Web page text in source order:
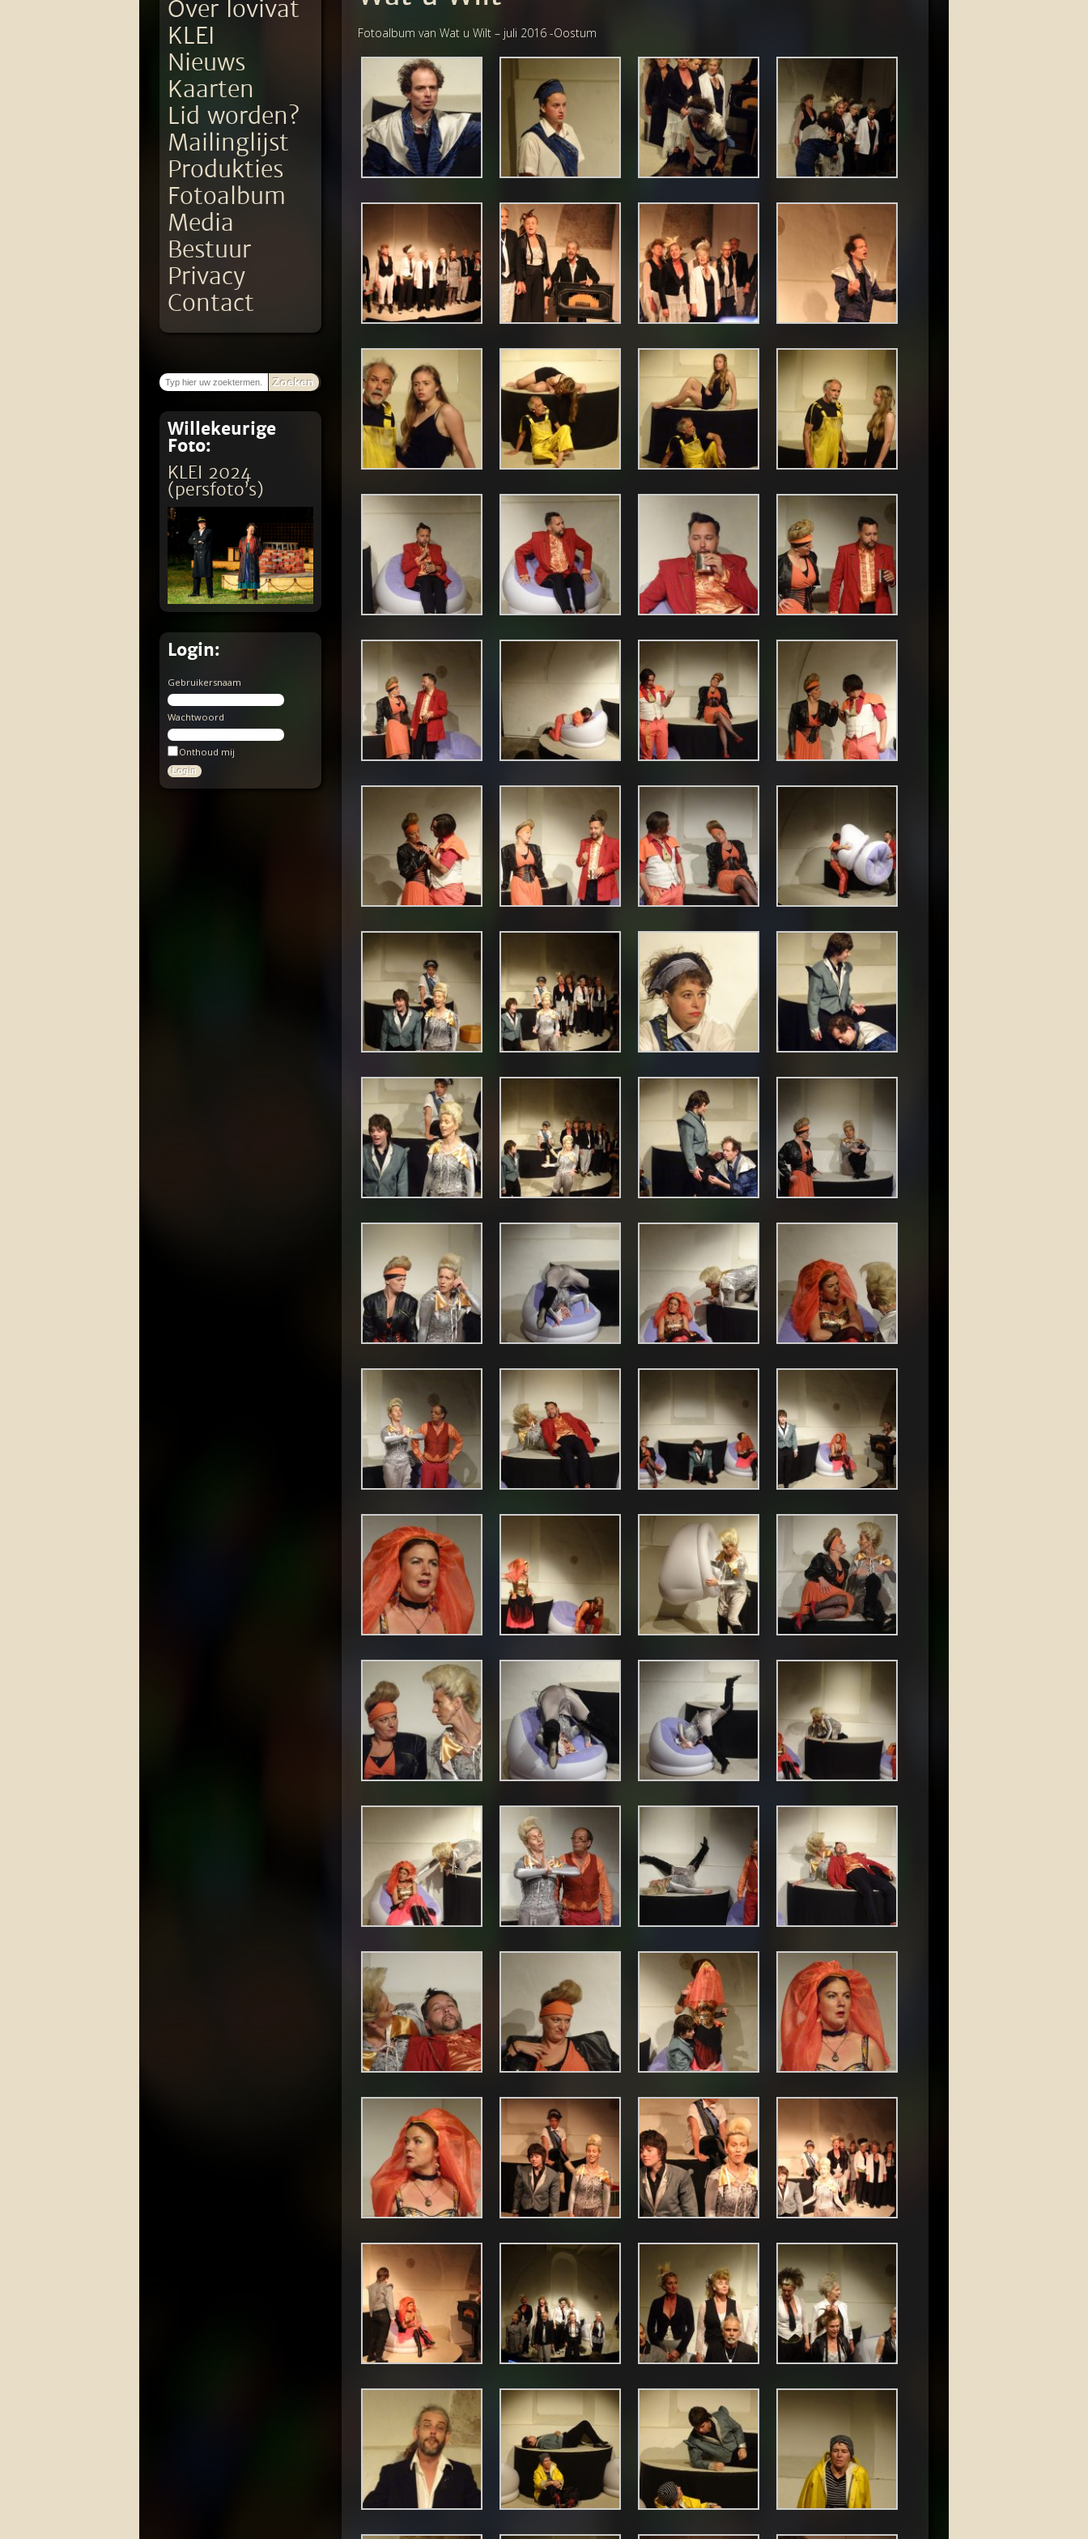
Over Iovivat
KLEI
Nieuws
Kaarten
Lid worden?
Mailinglijst
Produkties
Fotoalbum
Media
Bestuur
Privacy
Contact
Zoeken
Willekeurige
Foto:
KLEI 2024
(persfoto’s)
Login:
Gebruikersnaam
Wachtwoord
Onthoud mij
Fotoalbum van Wat u Wilt – juli 2016 -Oostum